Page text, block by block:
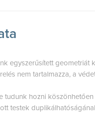
egyszerűsített geometriát
nem tartalmazza, a
tudunk hozni
testek